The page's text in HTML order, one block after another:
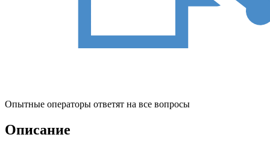
Опытные операторы ответят на все вопросы
Описание